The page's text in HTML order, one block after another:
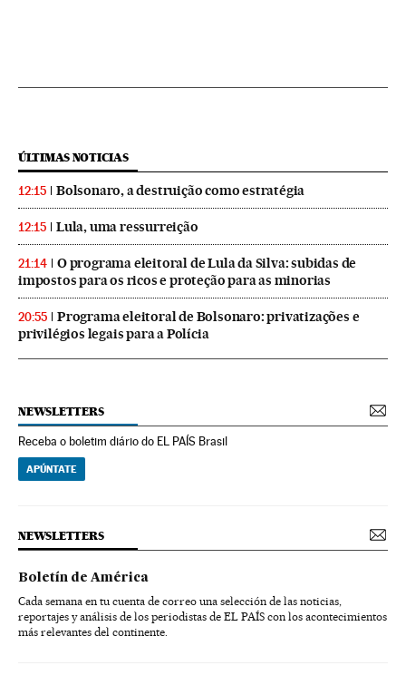
ÚLTIMAS NOTICIAS
12:15 Bolsonaro, a destruição como estratégia
12:15 Lula, uma ressurreição
21:14
O programa eleitoral de Lula da Silva: subidas de
impostos para os ricos e proteção para as minorias
20:55
Programa eleitoral de Bolsonaro: privatizações e
privilégios legais para a Polícia
NEWSLETTERS
Receba o boletim diário do EL PAÍS Brasil
APÚNTATE
NEWSLETTERS
Boletín de América
Cada semana en tu cuenta de correo una selección de las noticias,
reportajes y análisis de los periodistas de EL PAÍS con los acontecimientos
más relevantes del continente.